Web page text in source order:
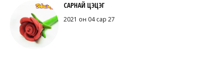
САРНАЙ ЦЭЦЭГ
2021 он 04 сар 27